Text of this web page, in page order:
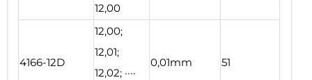
12,00
4166-12D
12,00;
12,01;
12,02; ····
0,01mm 51